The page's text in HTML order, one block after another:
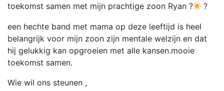
toekomst samen met mijn prachtige zoon Ryan ?
?
een hechte band met mama op deze leeftijd is heel
belangrijk voor mijn zoon zijn mentale welzijn en dat
hij gelukkig kan opgroeien met alle kansen.mooie
toekomst samen.
Wie wil ons steunen ,